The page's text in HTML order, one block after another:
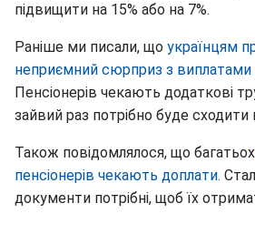
підвищити на 15% або на 7%.
Раніше ми писали, що українцям
неприємний сюрприз з виплатами
Пенсіонерів чекають додаткові
зайвий раз потрібно буде сходити
Також повідомлялося, що багатьох
пенсіонерів чекають доплати.
документи потрібні, щоб їх